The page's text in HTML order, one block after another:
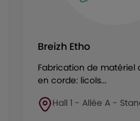
Breizh Etho
Fabrication de matériel
en corde: licols...
Hall 1 - Allée A -